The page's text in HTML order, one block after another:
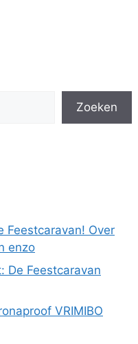
Zoeken
Feestcaravan! Over
enzo
De Feestcaravan
VRIMIBO